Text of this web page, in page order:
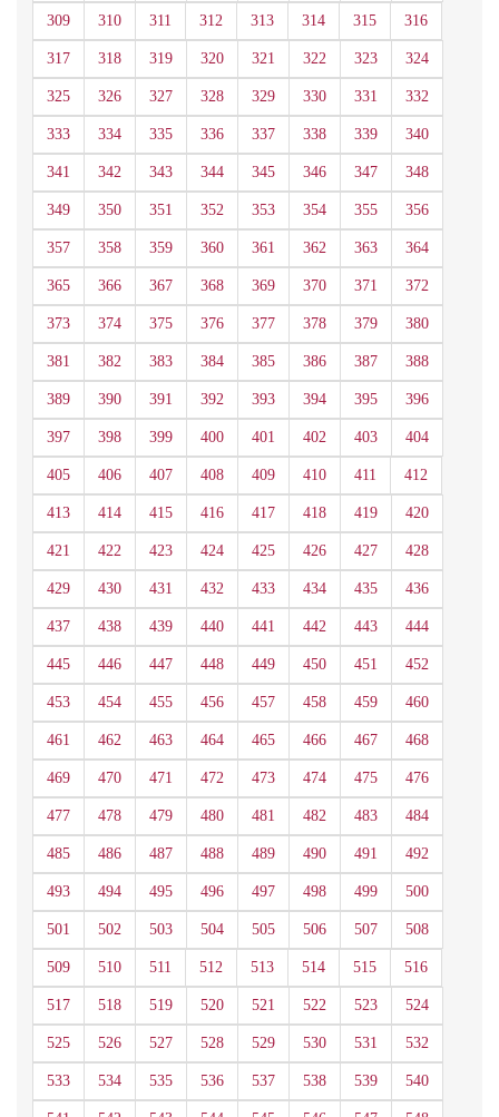
309 310 311 312 313 314 315 316
317 318 319 320 321 322 323 324
325 326 327 328 329 330 331 332
333 334 335 336 337 338 339 340
341 342 343 344 345 346 347 348
349 350 351 352 353 354 355 356
357 358 359 360 361 362 363 364
365 366 367 368 369 370 371 372
373 374 375 376 377 378 379 380
381 382 383 384 385 386 387 388
389 390 391 392 393 394 395 396
397 398 399 400 401 402 403 404
405 406 407 408 409 410 411 412
413 414 415 416 417 418 419 420
421 422 423 424 425 426 427 428
429 430 431 432 433 434 435 436
437 438 439 440 441 442 443 444
445 446 447 448 449 450 451 452
453 454 455 456 457 458 459 460
461 462 463 464 465 466 467 468
469 470 471 472 473 474 475 476
477 478 479 480 481 482 483 484
485 486 487 488 489 490 491 492
493 494 495 496 497 498 499 500
501 502 503 504 505 506 507 508
509 510 511 512 513 514 515 516
517 518 519 520 521 522 523 524
525 526 527 528 529 530 531 532
533 534 535 536 537 538 539 540